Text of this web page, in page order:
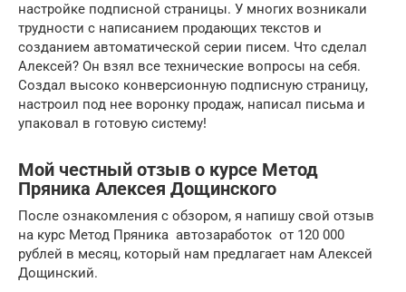
настройке подписной страницы. У многих возникали
трудности с написанием продающих текстов и
созданием автоматической серии писем. Что сделал
Алексей? Он взял все технические вопросы на себя.
Создал высоко конверсионную подписную страницу,
настроил под нее воронку продаж, написал письма и
упаковал в готовую систему!
Мой честный отзыв о курсе Метод
Пряника Алексея Дощинского
После ознакомления с обзором, я напишу свой отзыв
на курс Метод Пряника автозаработок от 120 000
рублей в месяц, который нам предлагает нам Алексей
Дощинский.